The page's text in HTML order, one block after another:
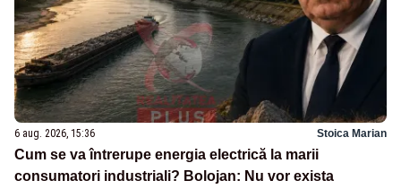
6 aug. 2026, 15:36 Stoica Marian
Cum se va întrerupe energia electrică la marii
consumatori industriali? Bolojan: Nu vor exista